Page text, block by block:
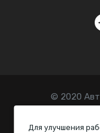
Для улучшения
© 2020